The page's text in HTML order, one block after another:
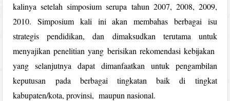
kalinya setelah simposium serupa tahun 2007, 2008, 2009,
2010. Simposium kali ini akan membahas berbagai isu
strategis pendidikan, dan dimaksudkan terutama untuk
menyajikan penelitian yang berisikan rekomendasi kebijakan
yang selanjutnya dapat dimanfaatkan untuk pengambilan
keputusan pada berbagai tingkatan baik di tingkat
kabupaten/kota, provinsi, maupun nasional.